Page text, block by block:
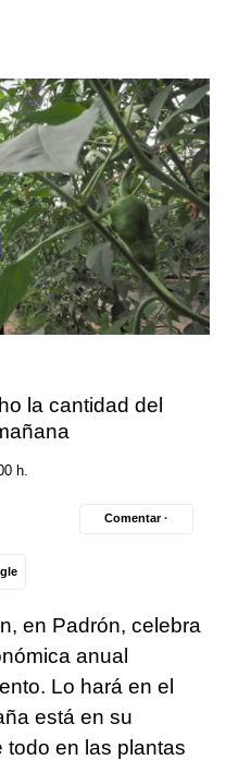
la cantidad del
h.
Comentar ·
en Padrón, celebra
anual
Lo hará en el
está en su
todo en las plantas